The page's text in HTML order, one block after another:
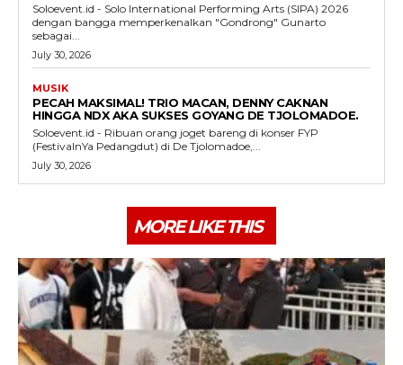
Soloevent.id - Solo International Performing Arts (SIPA) 2026
dengan bangga memperkenalkan "Gondrong" Gunarto
sebagai...
July 30, 2026
MUSIK
PECAH MAKSIMAL! TRIO MACAN, DENNY CAKNAN
HINGGA NDX AKA SUKSES GOYANG DE TJOLOMADOE.
Soloevent.id - Ribuan orang joget bareng di konser FYP
(FestivalnYa Pedangdut) di De Tjolomadoe,...
July 30, 2026
MORE LIKE THIS